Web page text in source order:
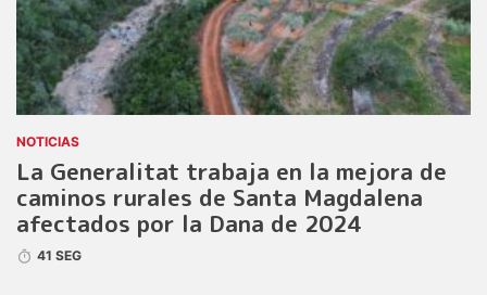
NOTICIAS
La Generalitat trabaja en la mejora de
caminos rurales de Santa Magdalena
afectados por la Dana de 2024
41 SEG